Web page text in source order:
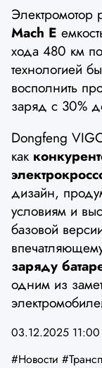
Электромотор
Mach E
хода 480 км
технологией
восполнить
заряд с 30%
Dongfeng
как
дизайн,
условиям и
базовой
заряду
одним из
03.12.2025 11:00
#Новости